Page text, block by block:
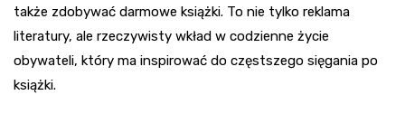
także zdobywać darmowe książki. To nie tylko reklama
literatury, ale rzeczywisty wkład w codzienne życie
obywateli, który ma inspirować do częstszego sięgania po
książki.